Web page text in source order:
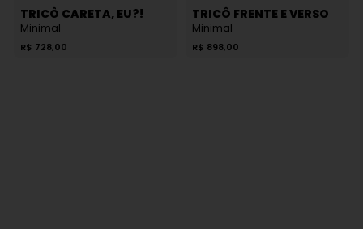
R$ 728,00
Minimal
TRICÔ CARETA, EU?!
R$ 898,00
Minimal
TRICÔ FRENTE E VERSO